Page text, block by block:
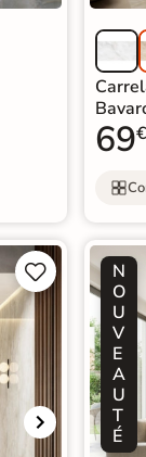
69


N
O
U
V
E
A
U
T
É